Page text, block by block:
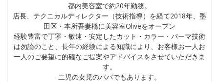
都内美容室で約20年勤務。
店長、テクニカルディレクター（技術指導）を経て2018年、墨
田区・本所吾妻橋に美容室Oliveをオープン
経験豊富で丁寧・敏速・安定したカット・カラー・パーマ技術
は勿論のこと、長年の経験による知識により、お客様お一人お
一人のご要望に的確なご提案やアドバイスをさせていただきま
す。
二児の女児のパパでもあります。